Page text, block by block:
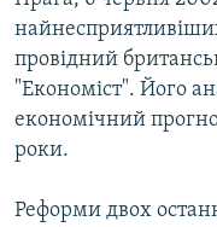
СПЕЦПРОЄКТИ
ПОДКАСТИ
КРИМ РЕАЛІЇ
РУС
УКР
провідний
"Економіст". Його
економічний
роки.
Реформи двох